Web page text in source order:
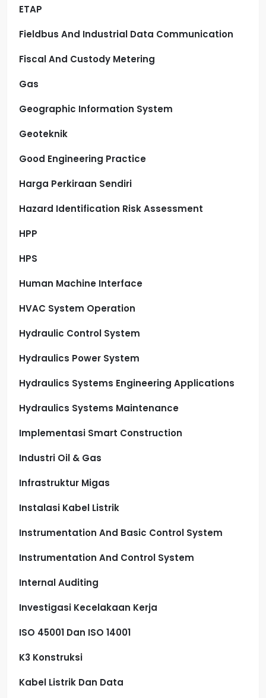
ETAP
Fieldbus And Industrial Data Communication
Fiscal And Custody Metering
Gas
Geographic Information System
Geoteknik
Good Engineering Practice
Harga Perkiraan Sendiri
Hazard Identification Risk Assessment
HPP
HPS
Human Machine Interface
HVAC System Operation
Hydraulic Control System
Hydraulics Power System
Hydraulics Systems Engineering Applications
Hydraulics Systems Maintenance
Implementasi Smart Construction
Industri Oil & Gas
Infrastruktur Migas
Instalasi Kabel Listrik
Instrumentation And Basic Control System
Instrumentation And Control System
Internal Auditing
Investigasi Kecelakaan Kerja
ISO 45001 Dan ISO 14001
K3 Konstruksi
Kabel Listrik Dan Data